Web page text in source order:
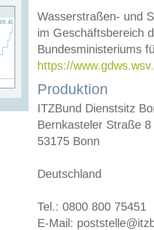
Wasserstraßen- und
im Geschäftsbereich
Bundesministeriums
https://
Produktion
ITZBund Dienstsitz
Bernkasteler Straße 8
53175 Bonn
Deutschland
Tel.: 0800 800 75451
E-Mail: